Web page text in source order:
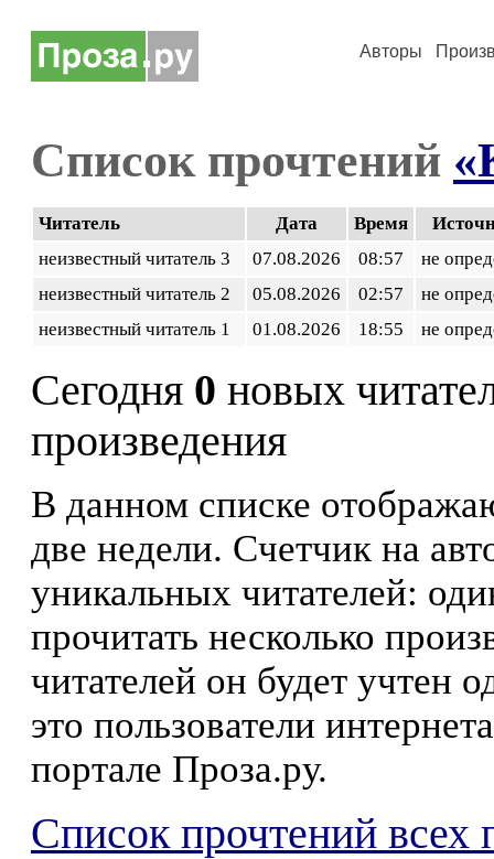
Авторы
Список прочтений
Читатель Дата Время
неизвестный читатель 3
07.08.2026 08:57
не
неизвестный читатель 2
05.08.2026 02:57
не
неизвестный читатель 1
01.08.2026 18:55 не
Сегодня 0 новых
произведения
В данном списке
две недели. Счетчик на
уникальных читателей:
прочитать несколько
читателей он будет учтен
это пользователи
портале Проза.ру.
Список прочтений всех